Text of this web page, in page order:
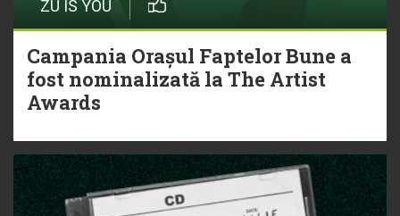
ZU IS YOU
Campania Orașul Faptelor Bune a
fost nominalizată la The Artist
Awards